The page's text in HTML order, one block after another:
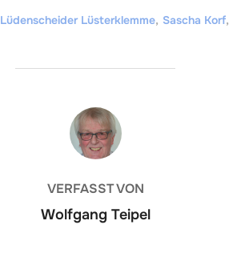
Lüdenscheider Lüsterklemme, Sascha Korf,
BEITRAGSAUTOR
VERFASST VON
Wolfgang Teipel